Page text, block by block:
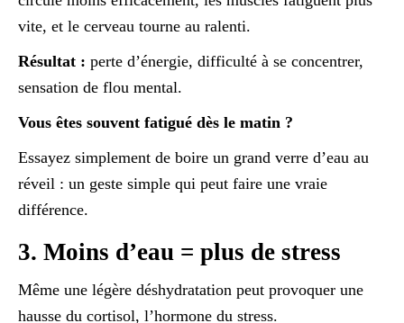
vite, et le cerveau tourne au ralenti.
Résultat : perte d’énergie, difficulté à se concentrer,
sensation de flou mental.
Vous êtes souvent fatigué dès le matin ?
Essayez simplement de boire un grand verre d’eau au
réveil : un geste simple qui peut faire une vraie
différence.
3. Moins d’eau = plus de stress
Même une légère déshydratation peut provoquer une
hausse du cortisol, l’hormone du stress.